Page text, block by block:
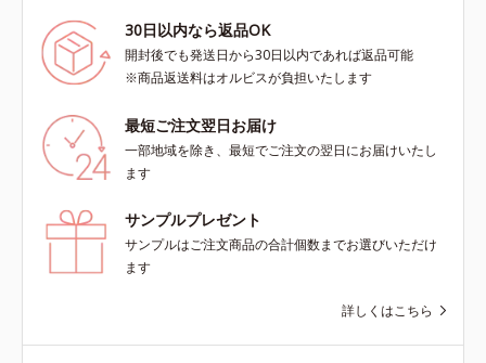
30日以内なら返品OK
開封後でも発送日から30日以内であれば返品可能
※商品返送料はオルビスが負担いたします
最短ご注文翌日お届け
一部地域を除き、最短でご注文の翌日にお届けいたし
ます
サンプルプレゼント
サンプルはご注文商品の合計個数までお選びいただけ
ます
詳しくはこちら